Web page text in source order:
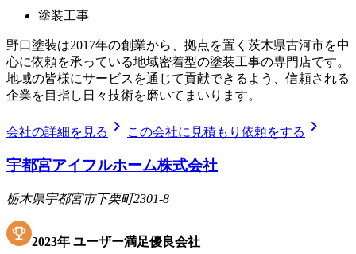
塗装工事
野口塗装は2017年の創業から、拠点を置く茨木県古河市を中
心に依頼を承っている地域密着型の塗装工事の専門店です。
地域の皆様にサービスを通じて貢献できるよう、信頼される
企業を目指し日々技術を磨いてまいります。
会社の詳細を見る chevron_right この会社に見積もり依頼をする chevron_right
宇都宮アイフルホーム株式会社
栃木県宇都宮市下栗町2301-8
2023年 ユーザー満足優良会社